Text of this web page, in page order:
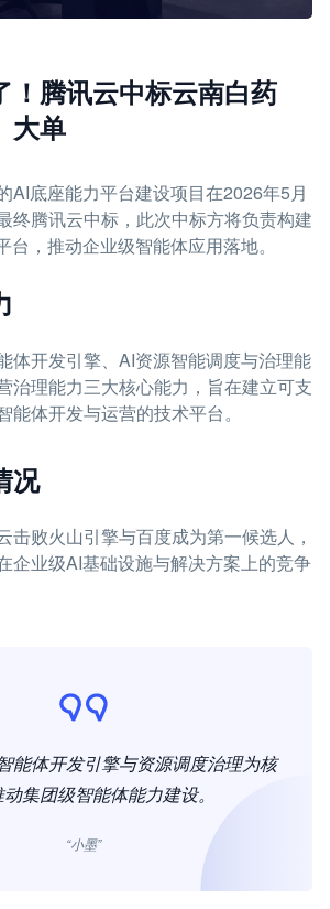
！腾讯云中标云南白药
大单
AI底座能力平台建设项目在2026年5月
终腾讯云中标，此次中标方将负责构建
，推动企业级智能体应用落地。
体开发引擎、AI资源智能调度与治理能
治理能力三大核心能力，旨在建立可支
能体开发与运营的技术平台。
况
击败火山引擎与百度成为第一候选人，
企业级AI基础设施与解决方案上的竞争
能体开发引擎与资源调度治理为核
集团级智能体能力建设。
“小墨”